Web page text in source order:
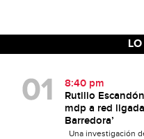
8:40 pm
Rutilio
mdp a red
Barredora’
Una investigación